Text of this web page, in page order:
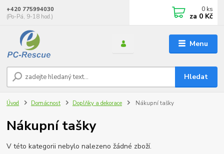
Menu
Hledat
+420 775994030
(Po-Pá, 9-18 hod.)
0 ks
za 0 Kč
Úvod Domácnost Doplňky a dekorace Nákupní tašky
Nákupní tašky
V této kategorii nebylo nalezeno žádné zboží.